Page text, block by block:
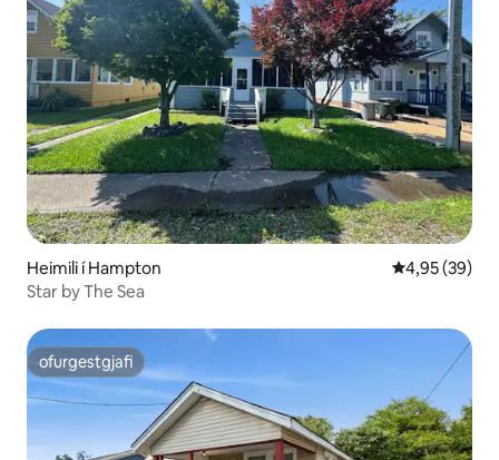
Heimili í Hampton 4,95 af 5 í
4,95 (39)
Star by The Sea
ofurgestgjafi
ofurgestgjafi